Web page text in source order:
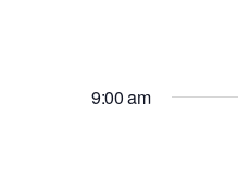
9:00 am